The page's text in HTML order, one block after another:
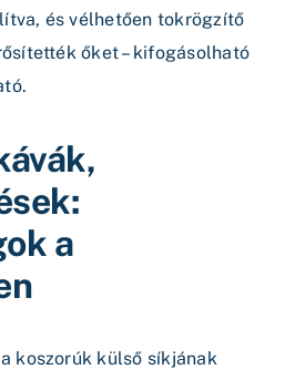
és vélhetően tokrögzítő
őket – kifogásolható
a
koszorúk külső síkjának